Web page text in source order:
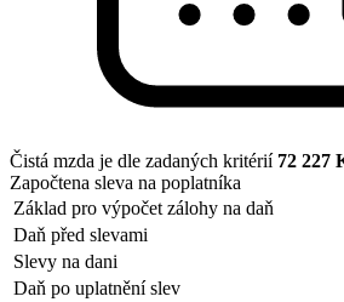
Čistá mzda je dle zadaných kritérií 72 227
Započtena sleva na poplatníka
Základ pro výpočet zálohy na daň
Daň před slevami
Slevy na dani
Daň po uplatnění slev